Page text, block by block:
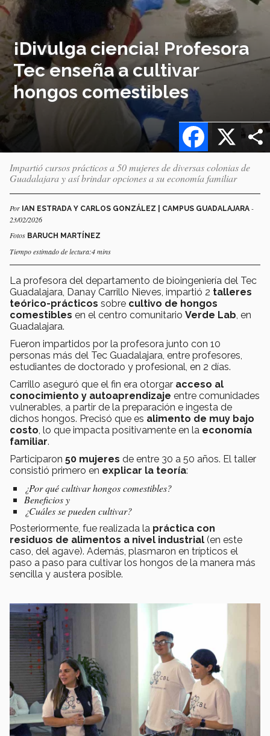
¡Divulga ciencia! Profesora
Tec enseña a cultivar
hongos comestibles
X
Facebook
Impartió cursos prácticos a 50 mujeres de diversas colonias de
Guadalajara y así brindar opciones a su economía familiar
Por IAN ESTRADA Y CARLOS GONZÁLEZ | CAMPUS GUADALAJARA -
23/02/2026
Fotos BARUCH MARTÍNEZ
Tiempo estimado de lectura:4 mins
La profesora del departamento de bioingeniería del Tec
Guadalajara, Danay Carrillo Nieves, impartió 2 talleres
teórico-prácticos sobre cultivo de hongos
comestibles en el centro comunitario Verde Lab , en
Guadalajara.
Fueron impartidos por la profesora junto con 10
personas más del Tec Guadalajara, entre profesores,
estudiantes de doctorado y profesional, en 2 días.
Carrillo aseguró que el fin era otorgar acceso al
conocimiento y autoaprendizaje entre comunidades
vulnerables, a partir de la preparación e ingesta de
dichos hongos. Precisó que es alimento de muy bajo
costo , lo que impacta positivamente en la economía
familiar.
Participaron 50 mujeres de entre 30 a 50 años. El taller
consistió primero en explicar la teoría:
¿Por qué cultivar hongos comestibles?
Beneficios y
¿Cuáles se pueden cultivar?
Posteriormente, fue realizada la práctica con
residuos de alimentos a nivel industrial (en este
caso, del agave). Además, plasmaron en trípticos el
paso a paso para cultivar los hongos de la manera más
sencilla y austera posible.